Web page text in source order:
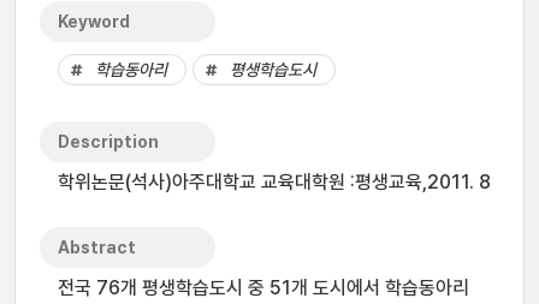
Keyword
학습동아리 평생학습도시
Description
학위논문(석사)아주대학교 교육대학원 :평생교육,2011. 8
Abstract
전국 76개 평생학습도시 중 51개 도시에서 학습동아리